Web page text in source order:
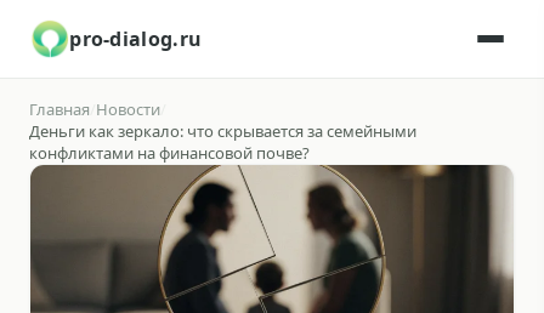
pro-dialog.ru
Главная Новости
Деньги как зеркало: что скрывается за семейными
конфликтами на финансовой почве?